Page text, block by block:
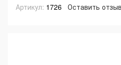
Артикул: 1726 Оставить отзыв